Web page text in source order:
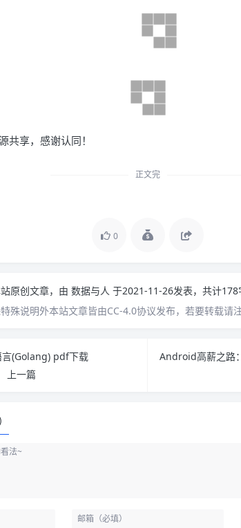
共享，感谢认同！
正文完
0
原创文章，由 数据与人 于2021-11-26发表，共计178
殊说明外本站文章皆由CC-4.0协议发布，若要转载请注
言(Golang) pdf下载
上一篇
Android高薪之路